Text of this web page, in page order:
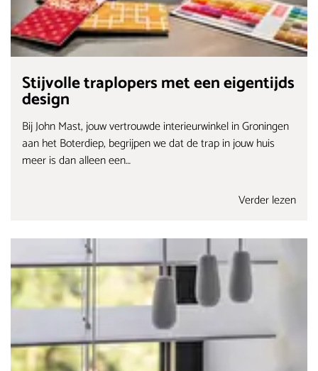
Stijvolle traplopers met een eigentijds
design
Bij John Mast, jouw vertrouwde interieurwinkel in Groningen
aan het Boterdiep, begrijpen we dat de trap in jouw huis
meer is dan alleen een…
Verder lezen